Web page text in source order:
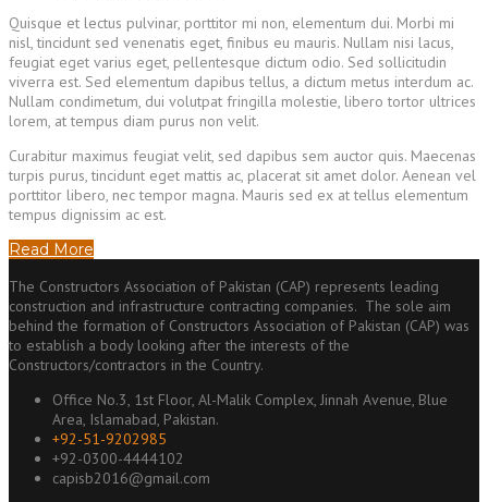
Quisque et lectus pulvinar, porttitor mi non, elementum dui. Morbi mi
nisl, tincidunt sed venenatis eget, finibus eu mauris. Nullam nisi lacus,
feugiat eget varius eget, pellentesque dictum odio. Sed sollicitudin
viverra est. Sed elementum dapibus tellus, a dictum metus interdum ac.
Nullam condimetum, dui volutpat fringilla molestie, libero tortor ultrices
lorem, at tempus diam purus non velit.
Curabitur maximus feugiat velit, sed dapibus sem auctor quis. Maecenas
turpis purus, tincidunt eget mattis ac, placerat sit amet dolor. Aenean vel
porttitor libero, nec tempor magna. Mauris sed ex at tellus elementum
tempus dignissim ac est.
Read More
The Constructors Association of Pakistan (CAP) represents leading
construction and infrastructure contracting companies. The sole aim
behind the formation of Constructors Association of Pakistan (CAP) was
to establish a body looking after the interests of the
Constructors/contractors in the Country.
Office No.3, 1st Floor, Al-Malik Complex, Jinnah Avenue, Blue
Area, Islamabad, Pakistan.
+92-51-9202985
+92-0300-4444102
capisb2016@gmail.com